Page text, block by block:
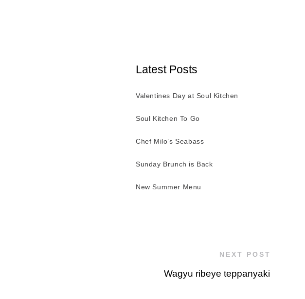
Latest Posts
Valentines Day at Soul Kitchen
Soul Kitchen To Go
Chef Milo’s Seabass
Sunday Brunch is Back
New Summer Menu
NEXT POST
Wagyu ribeye teppanyaki